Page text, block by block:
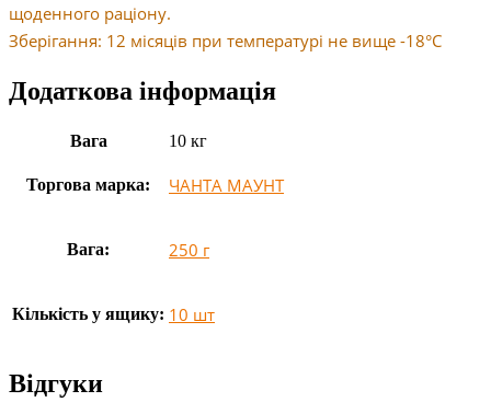
щоденного рацiону.
Зберігання: 12 місяців при температурі не вище -18°С
Додаткова інформація
Вага 10 кг
Торгова марка: ЧАНТА МАУНТ
Вага: 250 г
Кількість у ящику: 10 шт
Відгуки